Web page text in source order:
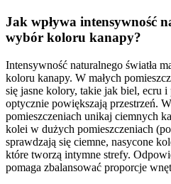
Jak wpływa intensywność
wybór koloru kanapy?
Intensywność naturalnego światła
koloru kanapy. W małych
się jasne kolory, takie jak biel, ecru i
optycznie powiększają przestrzeń.
pomieszczeniach unikaj ciemnych
kolei w dużych pomieszczeniach
sprawdzają się ciemne, nasycone
które tworzą intymne strefy.
pomaga zbalansować proporcje